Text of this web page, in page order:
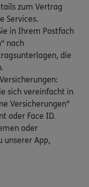
zum Vertrag
Services.
in Ihrem Postfach
nach
die
sich vereinfacht in
Versicherungen"
oder Face ID.
oder
unserer App,